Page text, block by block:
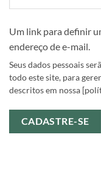
Um link para definir
endereço de e-mail.
Seus dados pessoais
todo este site, para
descritos em nossa
CADASTRE-SE